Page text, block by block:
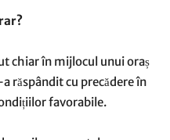
chiar în mijlocul unui oraș
răspândit cu precădere în
favorabile.